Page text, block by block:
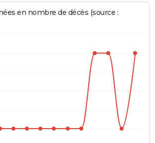
en nombre de décès (source :